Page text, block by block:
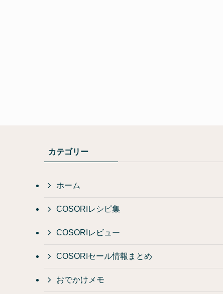
カテゴリー
ホーム
COSORIレシピ集
COSORIレビュー
COSORIセール情報まとめ
おでかけメモ